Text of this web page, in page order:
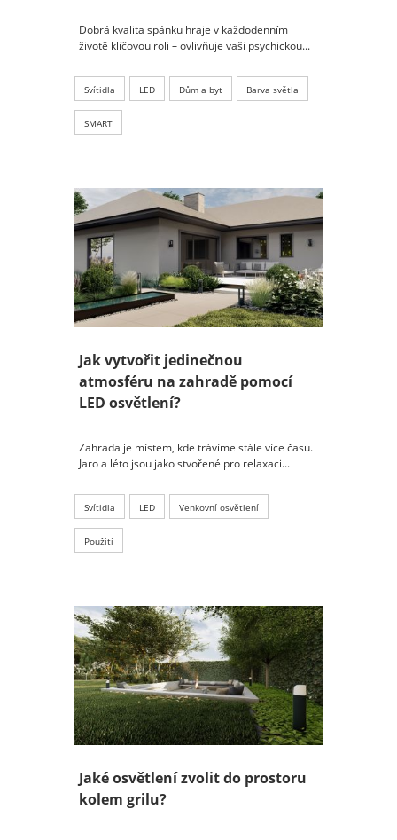
Dobrá kvalita spánku hraje v každodenním
životě klíčovou roli – ovlivňuje vaši psychickou...
Svítidla LED Dům a byt Barva světla
SMART
Jak vytvořit jedinečnou
atmosféru na zahradě pomocí
LED osvětlení?
Zahrada je místem, kde trávíme stále více času.
Jaro a léto jsou jako stvořené pro relaxaci...
Svítidla LED Venkovní osvětlení
Použití
Jaké osvětlení zvolit do prostoru
kolem grilu?